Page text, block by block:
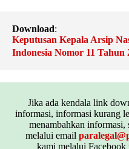
Download:
Keputusan Kepala Arsip
Indonesia Nomor 11 Tahun
Jika ada kendala link
informasi, informasi kurang
menambahkan
melalui email
kami melalui Facebook